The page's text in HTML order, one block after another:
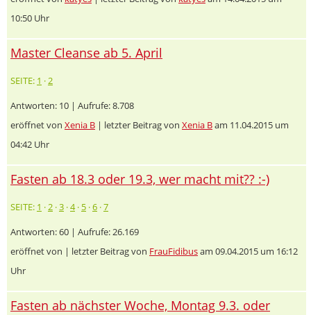
10:50 Uhr
Master Cleanse ab 5. April
SEITE: 1 ·2
Antworten: 10 | Aufrufe: 8.708
eröffnet von Xenia B | letzter Beitrag von Xenia Bam 11.04.2015 um
04:42 Uhr
Fasten ab 18.3 oder 19.3, wer macht mit?? :-)
SEITE: 1 ·2 ·3 ·4· 5 ·6 ·7
Antworten: 60 | Aufrufe: 26.169
eröffnet von | letzter Beitrag von FrauFidibusam 09.04.2015 um 16:12
Uhr
Fasten ab nächster Woche, Montag 9.3. oder